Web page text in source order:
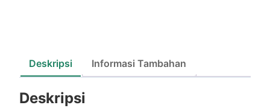
Deskripsi Informasi Tambahan
Deskripsi